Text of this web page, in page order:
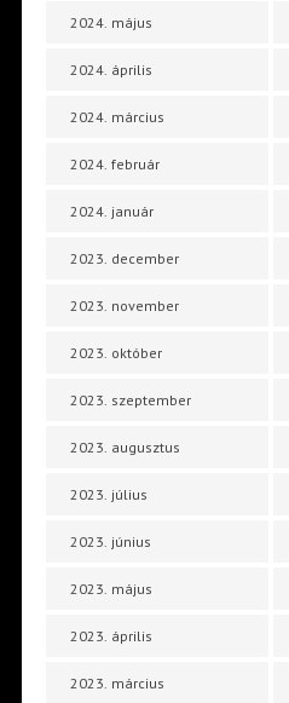
2024. május
2024. április
2024. március
2024. február
2024. január
2023. december
2023. november
2023. október
2023. szeptember
2023. augusztus
2023. július
2023. június
2023. május
2023. április
2023. március